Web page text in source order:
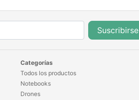
Suscribirse
Categorías
Todos los productos
Notebooks
Drones